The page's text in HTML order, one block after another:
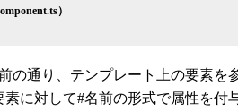
）
の通り、テンプレート上の要素を
に対して#名前の形式で属性を付